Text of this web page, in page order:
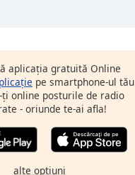
aplicația gratuită Online
pe smartphone-ul tău
ți online posturile de radio
- oriunde te-ai afla!
alte optiuni